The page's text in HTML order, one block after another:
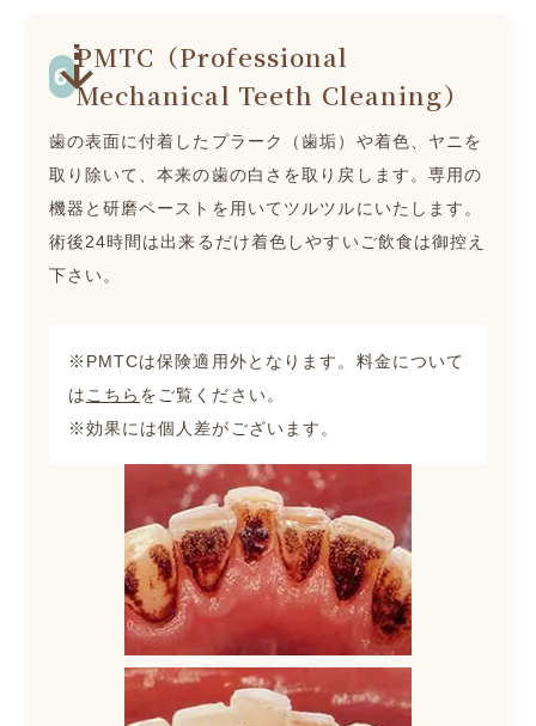
PMTC（Professional
Mechanical Teeth Cleaning）
歯の表面に付着したプラーク（歯垢）や着色、ヤニを
取り除いて、本来の歯の白さを取り戻します。専用の
機器と研磨ペーストを用いてツルツルにいたします。
術後24時間は出来るだけ着色しやすいご飲食は御控え
下さい。
※PMTCは保険適用外となります。料金について
は こちら をご覧ください。
※効果には個人差がございます。